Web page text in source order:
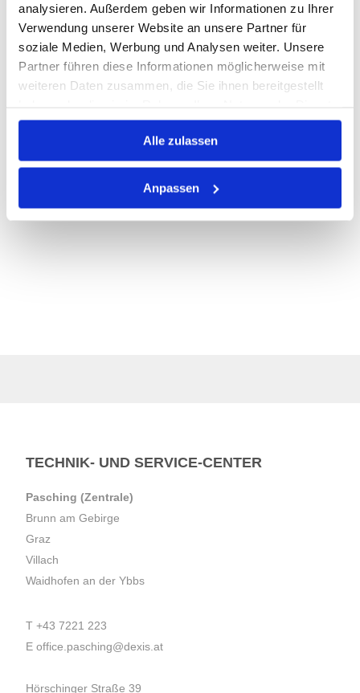
analysieren. Außerdem geben wir Informationen zu Ihrer
Verwendung unserer Website an unsere Partner für
soziale Medien, Werbung und Analysen weiter. Unsere
Partner führen diese Informationen möglicherweise mit
weiteren Daten zusammen, die Sie ihnen bereitgestellt
gesammelt haben.
Alle zulassen
Anpassen
Print
PRODUKTBESCHREIBUNG
TECHNIK- UND SERVICE-CENTER
Pasching (Zentrale)
Brunn am Gebirge
Graz
Villach
Waidhofen an der Ybbs
T +43 7221 223
E office.pasching@dexis.at
Hörschinger Straße 39